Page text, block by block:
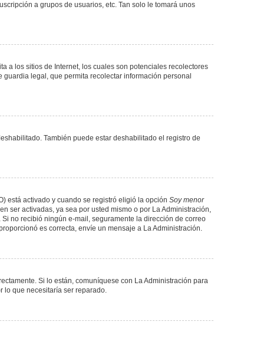
a grupos de usuarios, etc. Tan solo le tomará unos
a los sitios de Internet, los cuales son potenciales recolectores
legal, que permita recolectar información personal
También puede estar deshabilitado el registro de
está activado y cuando se registró eligió la opción Soy menor
ser activadas, ya sea por usted mismo o por La Administración,
no recibió ningún e-mail, seguramente la dirección de correo
es correcta, envíe un mensaje a La Administración.
Si lo están, comuníquese con La Administración para
lo que necesitaría ser reparado.